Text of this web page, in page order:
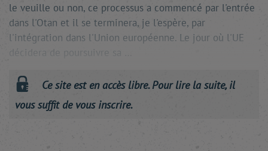
le veuille ou non, ce processus a commencé par l'entrée
dans l'Otan et il se terminera, je l'espère, par
l'intégration dans l'Union européenne. Le jour où l'UE
décidera de poursuivre sa …
Ce site est en accès libre. Pour lire la suite, il
vous suffit de vous inscrire.